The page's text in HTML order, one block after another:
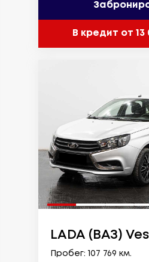
В кредит от
LADA (ВАЗ)
Пробег: 107 769 км.